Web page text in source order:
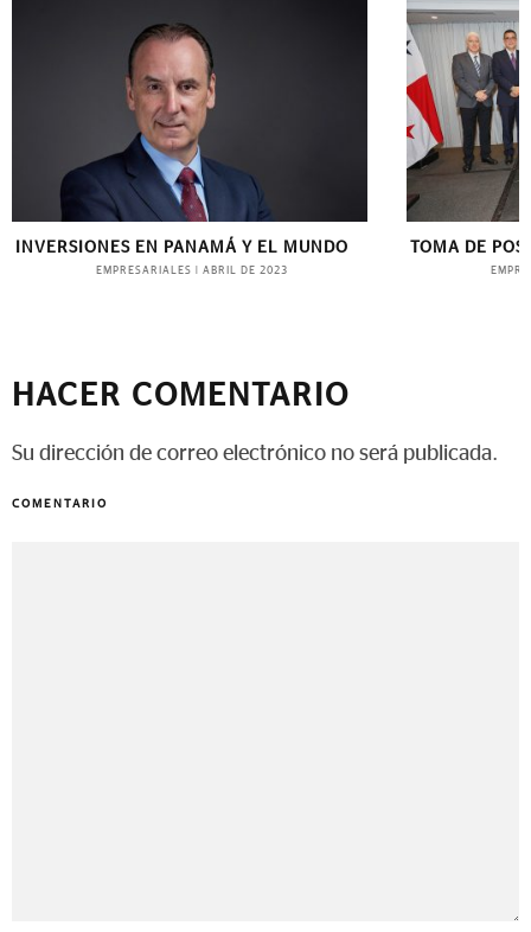
INVERSIONES EN PANAMÁ Y EL MUNDO
EMPRESARIALES ABRIL DE 2023
TOMA DE
HACER COMENTARIO
Su dirección de correo electrónico no será publicada.
COMENTARIO